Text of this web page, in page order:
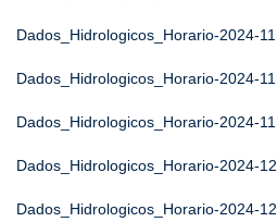
Dados_Hidrologicos_Horario-2024-11
Dados_Hidrologicos_Horario-2024-11
Dados_Hidrologicos_Horario-2024-11
Dados_Hidrologicos_Horario-2024-12
Dados_Hidrologicos_Horario-2024-12